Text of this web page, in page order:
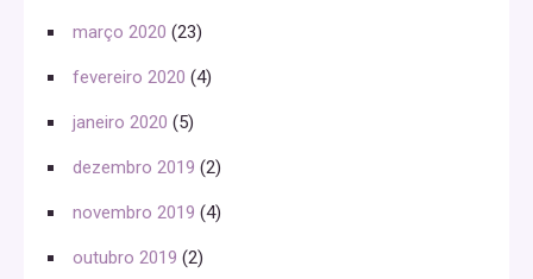
março 2020 (23)
fevereiro 2020 (4)
janeiro 2020 (5)
dezembro 2019 (2)
novembro 2019 (4)
outubro 2019 (2)